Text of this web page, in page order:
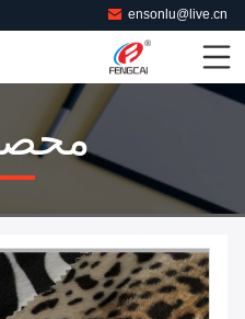
ensonlu@live.cn